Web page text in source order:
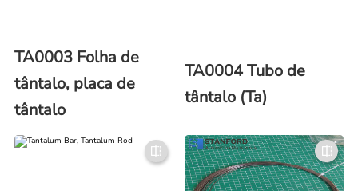
TA0003 Folha de
tântalo, placa de
tântalo
TA0004 Tubo de
tântalo (Ta)